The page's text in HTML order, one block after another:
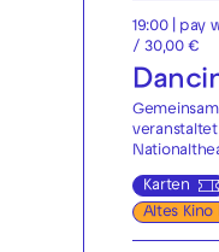
19:00
| pay
/ 30,00 €
Karten
Altes Kino